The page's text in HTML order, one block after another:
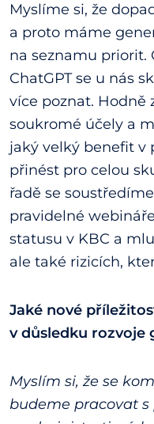
Myslíme si, že
a proto máme
na seznamu priorit.
ChatGPT se u nás
více poznat. Hodně
soukromé účely a
jaký velký benefit v
přinést pro celou
řadě se
pravidelné
statusu v KBC a
ale také rizicích,
Jaké nové
v důsledku rozvoje
Myslím si, že se
budeme pracovat